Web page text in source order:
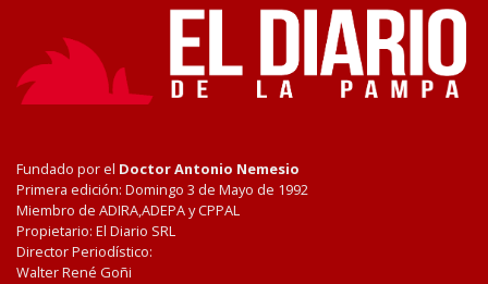
Fundado por el Doctor Antonio Nemesio
Primera edición: Domingo 3 de Mayo de 1992
Miembro de ADIRA,ADEPA y CPPAL
Propietario: El Diario SRL
Director Periodístico:
Walter René Goñi